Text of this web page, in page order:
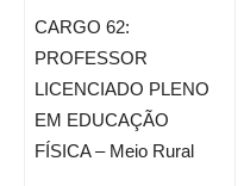
CARGO 62:
PROFESSOR
LICENCIADO PLENO
EM EDUCAÇÃO
FÍSICA – Meio Rural